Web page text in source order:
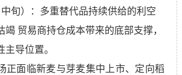
旬）：多重替代品持续供给的利空
竭 贸易商持仓成本带来的底部支撑，
导位置。
正面临新麦与芽麦集中上市、定向稻